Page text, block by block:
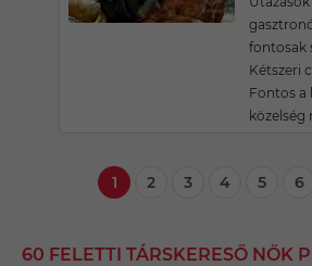
fontosak
Kétszeri
Fontos a
közelség
1 2 3 4 5 6
60 FELETTI TÁRSKERESŐ NŐK